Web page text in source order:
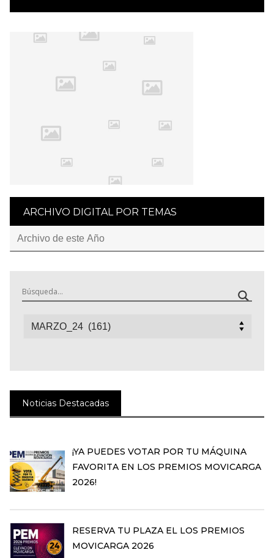
ARCHIVO DIGITAL POR TEMAS
Categorías
Noticias Destacadas
¡YA PUEDES VOTAR POR TU MÁQUINA
FAVORITA EN LOS PREMIOS MOVICARGA
2026!
RESERVA TU PLAZA EL LOS PREMIOS
MOVICARGA 2026